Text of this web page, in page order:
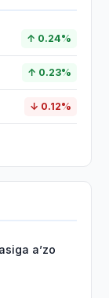
↑ 0.24%
↑ 0.23%
↓ 0.12%
aʼzo